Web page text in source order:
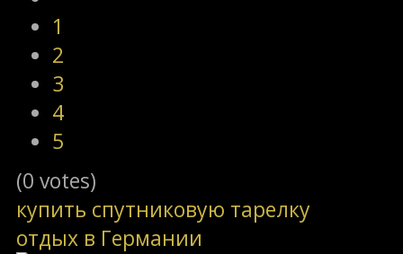
1
2
3
4
5
(0 votes)
купить спутниковую тарелку
отдых в Германии